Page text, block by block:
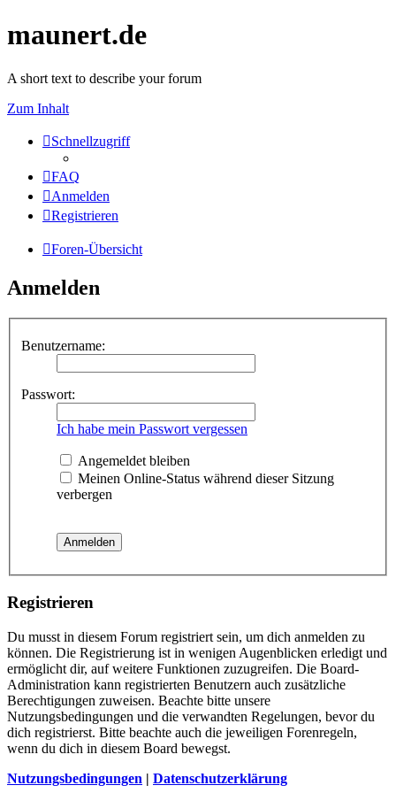
maunert.de
A short text to describe your forum
Zum Inhalt
Schnellzugriff
FAQ
Anmelden
Registrieren
Foren-Übersicht
Anmelden
Benutzername:
Passwort:
Ich habe mein Passwort vergessen
Angemeldet bleiben
Meinen Online-Status während dieser Sitzung
verbergen
Registrieren
Du musst in diesem Forum registriert sein, um dich anmelden zu
können. Die Registrierung ist in wenigen Augenblicken erledigt und
ermöglicht dir, auf weitere Funktionen zuzugreifen. Die Board-
Administration kann registrierten Benutzern auch zusätzliche
Berechtigungen zuweisen. Beachte bitte unsere
Nutzungsbedingungen und die verwandten Regelungen, bevor du
dich registrierst. Bitte beachte auch die jeweiligen Forenregeln,
wenn du dich in diesem Board bewegst.
Nutzungsbedingungen | Datenschutzerklärung